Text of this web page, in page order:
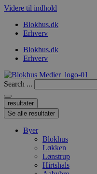
Videre til indhold
Blokhus.dk
Erhverv
Blokhus.dk
Erhverv
Search ...
resultater
Se alle resultater
Byer
Blokhus
Løkken
Lønstrup
Hirtshals